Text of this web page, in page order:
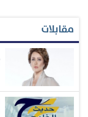
مقابلات